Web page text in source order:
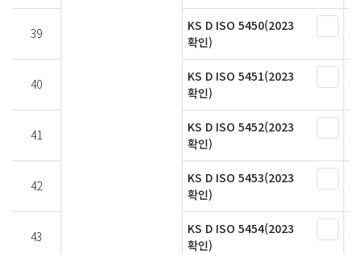
39
KS D ISO 5450(2023
확인)
40
KS D ISO 5451(2023
확인)
41
KS D ISO 5452(2023
확인)
42
KS D ISO 5453(2023
확인)
43
KS D ISO 5454(2023
확인)